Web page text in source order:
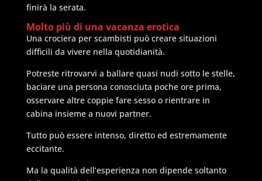
finirà la serata.
Molto più di una vacanza erotica
Una crociera per scambisti può creare situazioni
difficili da vivere nella quotidianità.
Potreste ritrovarvi a ballare quasi nudi sotto le stelle,
baciare una persona conosciuta poche ore prima,
osservare altre coppie fare sesso o rientrare in
cabina insieme a nuovi partner.
Tutto può essere intenso, diretto ed estremamente
eccitante.
Ma la qualità dell’esperienza non dipende soltanto